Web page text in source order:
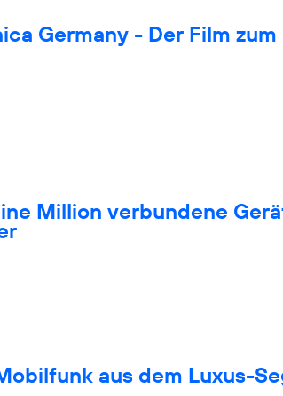
Germany - Der Film zum
Million verbundene
aus dem Luxus-